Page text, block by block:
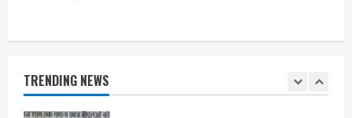
TRENDING NEWS
2